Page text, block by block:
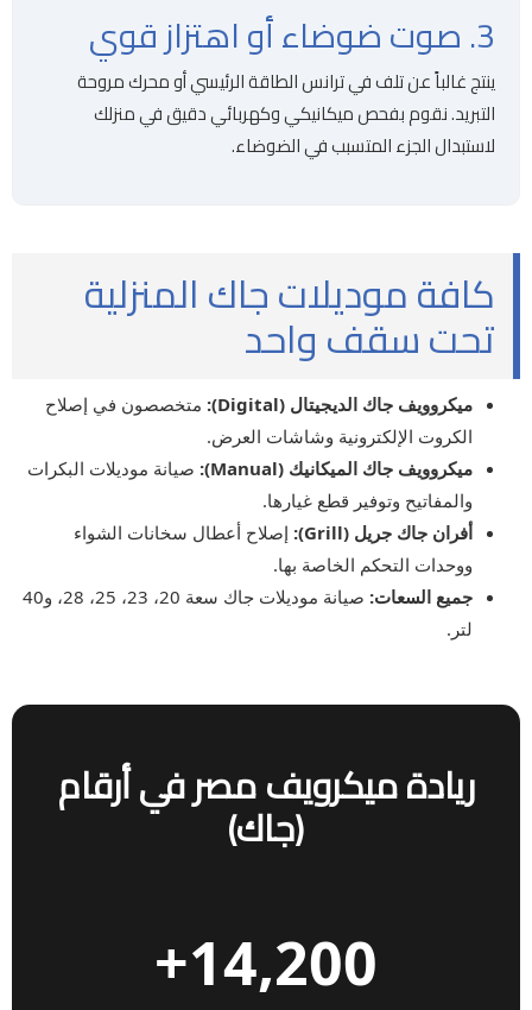
3. صوت ضوضاء أو اهتزاز قوي
ينتج غالباً عن تلف في ترانس الطاقة الرئيسي أو محرك مروحة
التبريد. نقوم بفحص ميكانيكي وكهربائي دقيق في منزلك
لاستبدال الجزء المتسبب في الضوضاء.
كافة موديلات جاك المنزلية
تحت سقف واحد
ميكروويف جاك الديجيتال (Digital):
متخصصون في إصلاح
الكروت الإلكترونية وشاشات العرض.
ميكروويف جاك الميكانيك (Manual):
صيانة موديلات البكرات
والمفاتيح وتوفير قطع غيارها.
أفران جاك جريل (Grill):
إصلاح أعطال سخانات الشواء
ووحدات التحكم الخاصة بها.
جميع السعات:
صيانة موديلات جاك سعة 20، 23، 25، 28، و40
لتر.
ريادة ميكرويف مصر في أرقام
(جاك)
14,200+